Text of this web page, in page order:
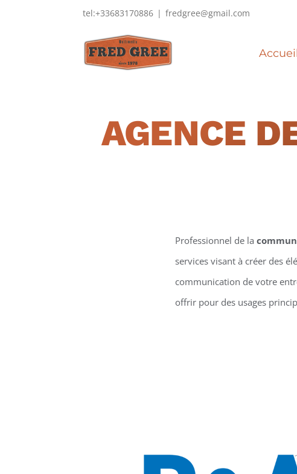
tel:+33683170886 | fredgree@gmail.com
Accueil
AGENCE
Professionnel de la
services visant à créer des
communication de votre
offrir pour des usages